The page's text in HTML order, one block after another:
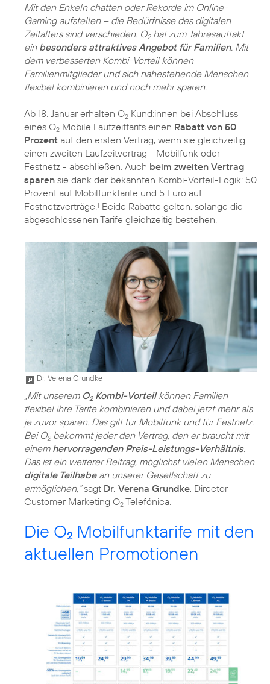
Mit den Enkeln chatten oder Rekorde im Online-
Gaming aufstellen – die Bedürfnisse des digitalen
Zeitalters sind verschieden. O2hat zum Jahresauftakt
ein besonders attraktives Angebot für Familien: Mit
dem verbesserten Kombi-Vorteil können
Familienmitglieder und sich nahestehende Menschen
flexibel kombinieren und noch mehr sparen.
Ab 18. Januar erhalten O2 Kund:innen bei Abschluss
eines O2 Mobile Laufzeittarifs einen Rabatt von 50
Prozent auf den ersten Vertrag, wenn sie gleichzeitig
einen zweiten Laufzeitvertrag - Mobilfunk oder
Festnetz - abschließen. Auch beim zweiten Vertrag
sparen sie dank der bekannten Kombi-Vorteil-Logik: 50
Prozent auf Mobilfunktarife und 5 Euro auf
Festnetzverträge. 1 Beide Rabatte gelten, solange die
abgeschlossenen Tarife gleichzeitig bestehen.
Dr. Verena Grundke
„Mit unserem O2Kombi-Vorteilkönnen Familien
flexibel ihre Tarife kombinieren und dabei jetzt mehr als
je zuvor sparen. Das gilt für Mobilfunk und für Festnetz.
Bei O2bekommt jeder den Vertrag, den er braucht mit
einem hervorragenden Preis-Leistungs-Verhältnis.
Das ist ein weiterer Beitrag, möglichst vielen Menschen
digitale Teilhabean unserer Gesellschaft zu
ermöglichen,“sagt Dr. Verena Grundke, Director
Customer Marketing O2 Telefónica.
Die O2 Mobilfunktarife mit den
aktuellen Promotionen